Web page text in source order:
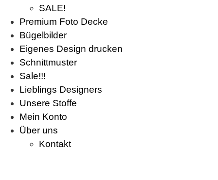
SALE!
Premium Foto Decke
Bügelbilder
Eigenes Design drucken
Schnittmuster
Sale!!!
Lieblings Designers
Unsere Stoffe
Mein Konto
Über uns
Kontakt